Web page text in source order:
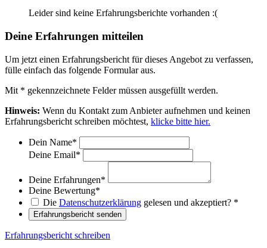
Leider sind keine Erfahrungsberichte vorhanden :(
Deine Erfahrungen mitteilen
Um jetzt einen Erfahrungsbericht für dieses Angebot zu verfassen,
fülle einfach das folgende Formular aus.
Mit * gekennzeichnete Felder müssen ausgefüllt werden.
Hinweis: Wenn du Kontakt zum Anbieter aufnehmen und keinen
Erfahrungsbericht schreiben möchtest, klicke bitte hier.
Dein Name*
Deine Email*
Deine Erfahrungen*
Deine Bewertung*
Die Datenschutzerklärung gelesen und akzeptiert? *
Erfahrungsbericht senden
Erfahrungsbericht schreiben